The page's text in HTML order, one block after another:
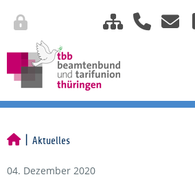
Aktuelles
04. Dezember 2020